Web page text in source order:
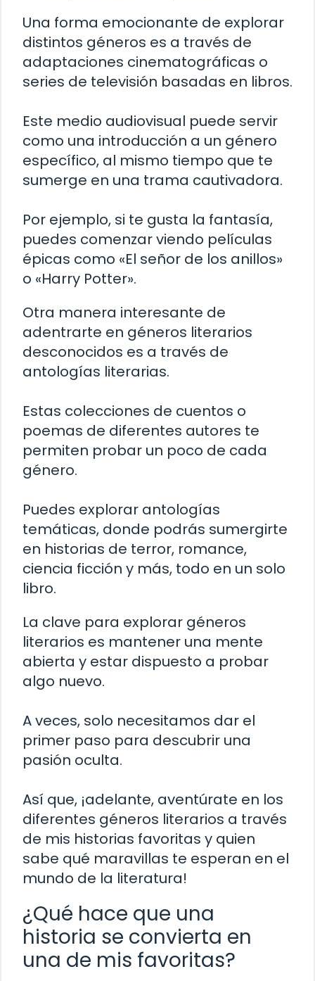
Una forma emocionante de explorar
distintos géneros es a través de
adaptaciones cinematográficas o
series de televisión basadas en libros.
Este medio audiovisual puede servir
como una introducción a un género
específico, al mismo tiempo que te
sumerge en una trama cautivadora.
Por ejemplo, si te gusta la fantasía,
puedes comenzar viendo películas
épicas como «El señor de los anillos»
o «Harry Potter».
Otra manera interesante de
adentrarte en géneros literarios
desconocidos es a través de
antologías literarias.
Estas colecciones de cuentos o
poemas de diferentes autores te
permiten probar un poco de cada
género.
Puedes explorar antologías
temáticas, donde podrás sumergirte
en historias de terror, romance,
ciencia ficción y más, todo en un solo
libro.
La clave para explorar géneros
literarios es mantener una mente
abierta y estar dispuesto a probar
algo nuevo.
A veces, solo necesitamos dar el
primer paso para descubrir una
pasión oculta.
Así que, ¡adelante, aventúrate en los
diferentes géneros literarios a través
de mis historias favoritas y quien
sabe qué maravillas te esperan en el
mundo de la literatura!
¿Qué hace que una
historia se convierta en
una de mis favoritas?